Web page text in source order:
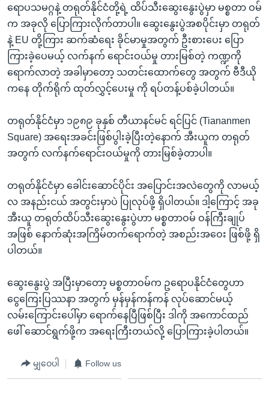
ရန်ရောပသမဂ္ဂနဲ့ တရုတ်နိုင်ငံတို့ရဲ့ ထိပ်သီးဆွေးနွေးပွဲမှာ မစ္စတာ ဝမ်
က အခုလို ပြောကြားလိုက်တာပါ။ ဆွေးနွေးပွဲအစပိုင်းမှာ တရုတ်
နဲ့ EU တို့ကြား ဆက်ဆံရေး ခိုင်မာမှုအတွက် ဦးစားပေး ပြော
ကြားခဲ့ပေမယ့် လက်နက် ရောင်းဝယ်မှု တားမြစ်တဲ့ ကဏ္ဍကို
ရောက်လာတဲ့ အခါမှာတော့ သတင်းထောက်တွေ အတွက် ဗီဒီယို
ကနေ တိုက်ရိုက် ထုတ်လွှင့်ပေးမှု ကို ရပ်တန့်ပစ်ခဲ့ပါတယ်။
တရုတ်နိုင်ငံမှာ ၁၉၈၉ ခုနှစ် တီယာနင်မင် ရင်ပြင် (Tiananmen
Square) အရေးအခင်းဖြစ်ပွါးခဲ့ပြီးတဲ့နောက် အီးယူက တရုတ်
အတွက် လက်နက်ရောင်းဝယ်မှုကို တားမြစ်ခဲ့တာပါ။
တရုတ်နိုင်ငံမှာ ခေါင်းဆောင်ပိုင်း အပြောင်းအလဲတွေကို လာမယ့်
လ အနည်းငယ် အတွင်းမှာပဲ ပြုလုပ်ဖို့ ရှိပါတယ်။ ဒါ့ကြောင့် အခု
အီးယူ တရုတ်ထိပ်သီးဆွေးနွေးပွဲဟာ မစ္စတာဝမ် ဝန်ကြီးချုပ်
အဖြစ် နောက်ဆုံးအကြိမ်တက်ရောက်တဲ့ အစည်းအဝေး ဖြစ်ဖို့ ရှိ
ပါတယ်။
ဆွေးနွေးပွဲ အပြီးမှာတော့ မစ္စတာဝမ်က ဥရောပနိုင်ငံတွေဟာ
ငွေကြေးပြဿနာ အတွက် မှန်မှန်ကန်ကန် လုပ်ဆောင်မယ့်
လမ်းကြောင်းပေါ်မှာ ရောက်နေပြီဖြစ်ပြီး ဒါကို အကောင်ထည်
ဖေါ် ဆောင်ရွက်ဖို့က အရေးကြီးတယ်လို့ ပြောကြားခဲ့ပါတယ်။
မျှဝေပါ Follow us